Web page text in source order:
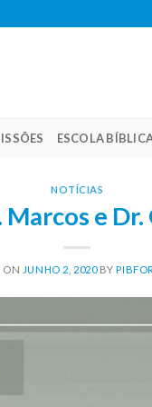
ESCOLA
NOTÍCIAS
Marcos e
ON JUNHO 2, 2020BY